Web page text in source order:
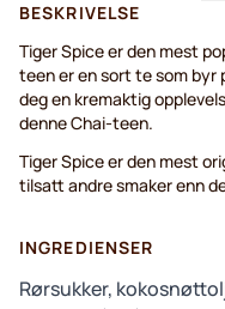
BESKRIVELSE
Tiger Spice er den mest
teen er en sort te som byr
deg en kremaktig
denne Chai-teen.
Tiger Spice er den mest
tilsatt andre smaker enn
INGREDIENSER
Rørsukker,